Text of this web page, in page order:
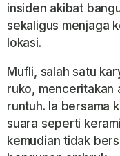
insiden akibat
sekaligus menjaga
lokasi.
Mufli, salah satu
ruko, menceritakan
runtuh. Ia bersama
suara seperti
kemudian tidak